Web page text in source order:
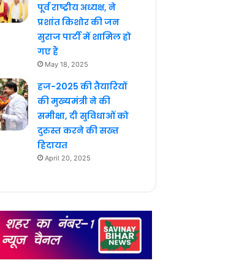
पूर्व राष्ट्रीय अध्यक्ष, ने
प्रशांत किशोर की जन
सुराज पार्टी में शामिल हो
गए हैं
May 18, 2025
हज-2025 की तैयारियों
की मुख्यमंत्री ने की
समीक्षा, दी सुविधाओं को
दुरुस्त करने की सख्त
हिदायत
April 20, 2025